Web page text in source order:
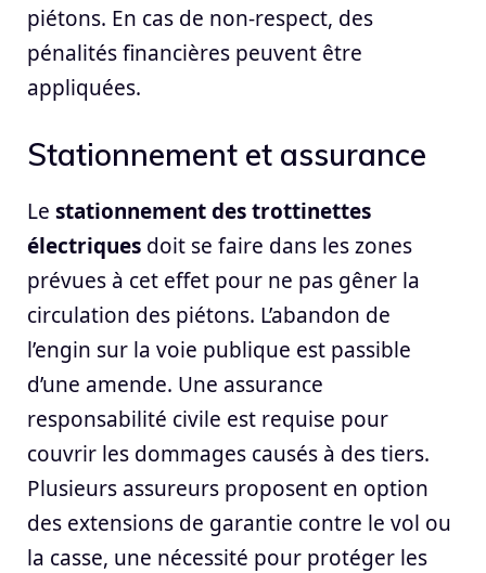
piétons. En cas de non-respect, des
pénalités financières peuvent être
appliquées.
Stationnement et assurance
Le stationnement des trottinettes
électriques doit se faire dans les zones
prévues à cet effet pour ne pas gêner la
circulation des piétons. L’abandon de
l’engin sur la voie publique est passible
d’une amende. Une assurance
responsabilité civile est requise pour
couvrir les dommages causés à des tiers.
Plusieurs assureurs proposent en option
des extensions de garantie contre le vol ou
la casse, une nécessité pour protéger les